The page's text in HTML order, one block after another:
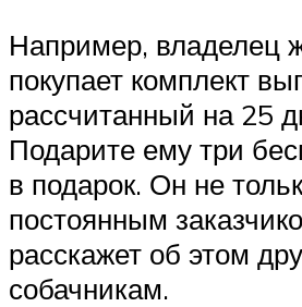
Например, владелец
покупает комплект
рассчитанный на 25
Подарите ему три
в подарок. Он не
постоянным
расскажет об этом
собачникам.